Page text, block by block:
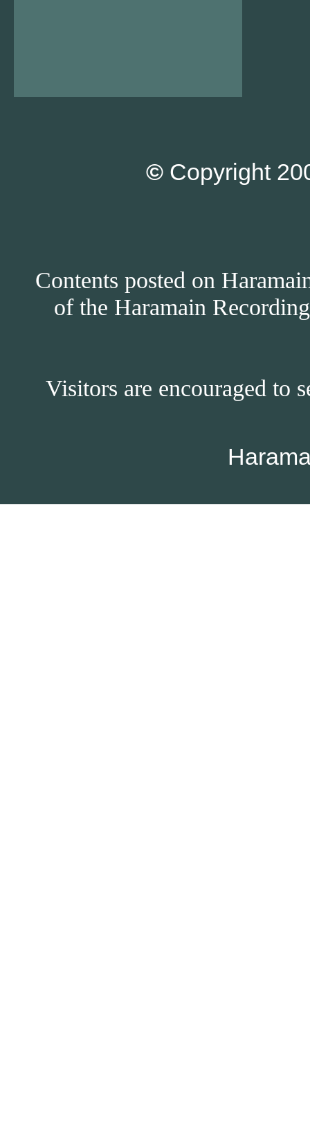
© Copyright
Contents posted on
of the Haramain
Visitors are encouraged to